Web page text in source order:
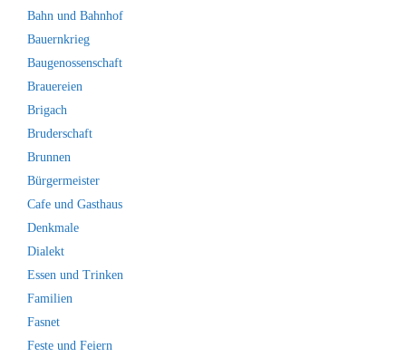
Bahn und Bahnhof
Bauernkrieg
Baugenossenschaft
Brauereien
Brigach
Bruderschaft
Brunnen
Bürgermeister
Cafe und Gasthaus
Denkmale
Dialekt
Essen und Trinken
Familien
Fasnet
Feste und Feiern